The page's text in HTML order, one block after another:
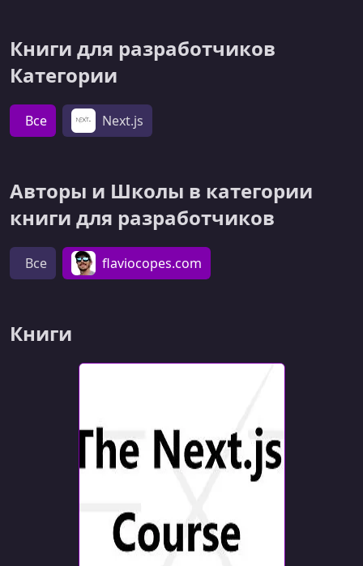
Книги для разработчиков
Категории
Все Next.js
Авторы и Школы в категории
книги для разработчиков
Все flaviocopes.com
Книги